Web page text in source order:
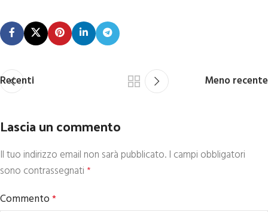
Recenti Meno recente
Lascia un commento
Il tuo indirizzo email non sarà pubblicato. I campi obbligatori
sono contrassegnati*
Commento*